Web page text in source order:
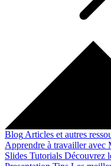
Blog Articles et autres
Apprendre à travailler avec
Slides Tutorials Découvrez